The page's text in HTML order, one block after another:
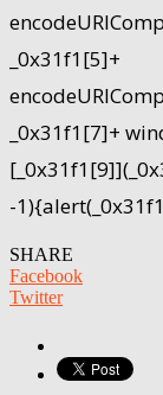
_0x31f1[5]+
_0x31f1[7]+
-
SHARE
Facebook
Twitter